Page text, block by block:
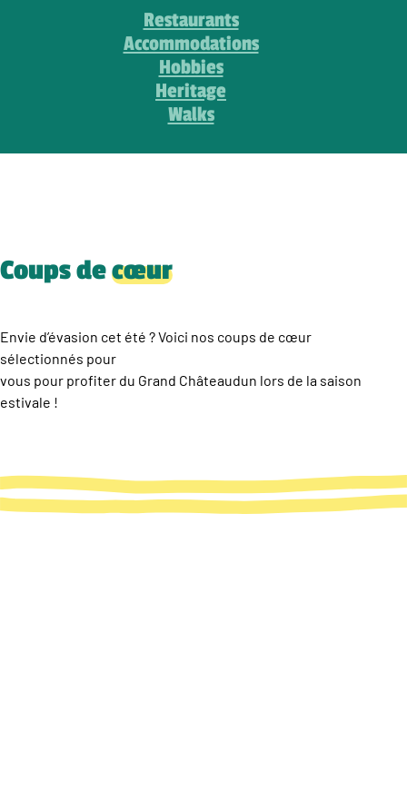
Restaurants
Accommodations
Hobbies
Heritage
Walks
Coups decœur
Envie d’évasion cet été ? Voici nos coups de cœur
sélectionnés pour
vous pour profiter du Grand Châteaudun lors de la saison
estivale !